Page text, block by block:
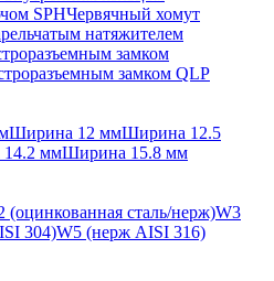
SPHЧервячный хомут
натяжителем
замком
замком QLP
Ширина 12 ммШирина 12.5
ммШирина 15.8 мм
(оцинкованная сталь/нерж)W3
304)W5 (нерж AISI 316)